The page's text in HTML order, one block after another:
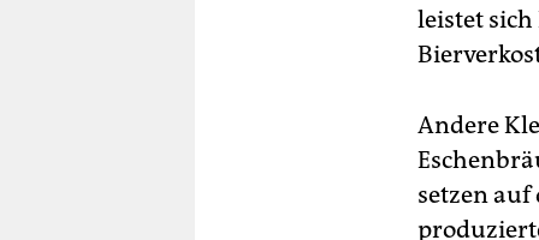
leistet
Andere
setzen